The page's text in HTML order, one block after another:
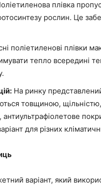
плівка
рослин. Це
поліетиленові плівки
тепло всередині
На ринку
товщиною,
для різних
варіант, який